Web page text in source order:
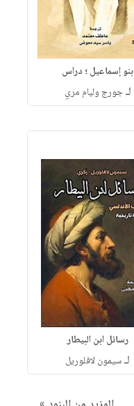
بنو إسماعيل ؛ دراس
لـجورج وليام مري
رسائل ابن البيطار
لـسيمون لافلوريل